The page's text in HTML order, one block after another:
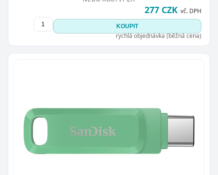
277 CZK vč. DPH
KOUPIT
rychlá objednávka (běžná cena)